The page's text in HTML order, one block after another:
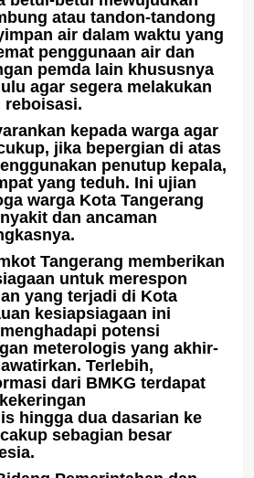
atau tandon-tandong
air dalam waktu yang
penggunaan air dan
pemda lain khususnya
agar segera melakukan
reboisasi.
kepada warga agar
jika bepergian di atas
penutup kepala,
yang teduh. Ini ujian
warga Kota Tangerang
dan ancaman
Tangerang memberikan
untuk merespon
yang terjadi di Kota
kesiapsiagaan ini
potensi
meterologis yang akhir-
Terlebih,
dari BMKG terdapat
hingga dua dasarian ke
sebagian besar